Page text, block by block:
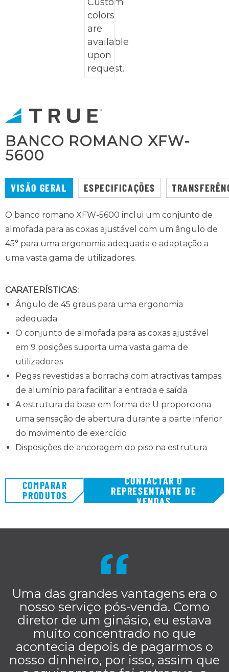
BANCO ROMANO XFW-
5600
VISÃO GERAL ESPECIFICAÇÕES
O banco romano XFW-5600 inclui um conjunto de
almofada para as coxas ajustável com um ângulo de
45° para uma ergonomia adequada e adaptação a
uma vasta gama de utilizadores.
CARATERÍSTICAS:
Ângulo de 45 graus para uma ergonomia
adequada
O conjunto de almofada para as coxas ajustável
em 9 posições suporta uma vasta gama de
utilizadores
Pegas revestidas a borracha com atractivas tampas
de alumínio para facilitar a entrada e saída
A estrutura da base em forma de U proporciona
uma sensação de abertura durante a parte inferior
do movimento de exercício
Disposições de ancoragem do piso na estrutura
COMPARAR
PRODUTOS
CONTACTAR O
REPRESENTANTE DE
VENDAS
Uma das grandes vantagens era o
nosso serviço pós-venda. Como
diretor de um ginásio, eu estava
muito concentrado no que
acontecia depois de pagarmos o
nosso dinheiro, por isso, assim que